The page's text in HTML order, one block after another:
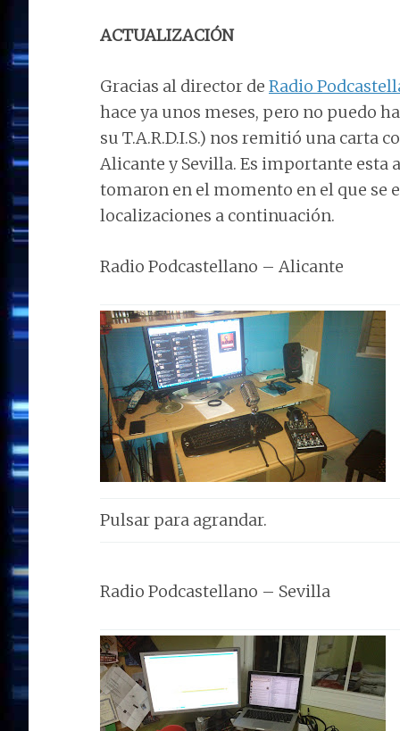
ACTUALIZACIÓN
Gracias al director de Radio
hace ya unos meses, pero no puedo
su T.A.R.D.I.S.) nos remitió una carta
Alicante y Sevilla. Es importante esta
tomaron en el momento en el que se
localizaciones a continuación.
Radio Podcastellano – Alicante
Pulsar para agrandar.
Radio Podcastellano – Sevilla